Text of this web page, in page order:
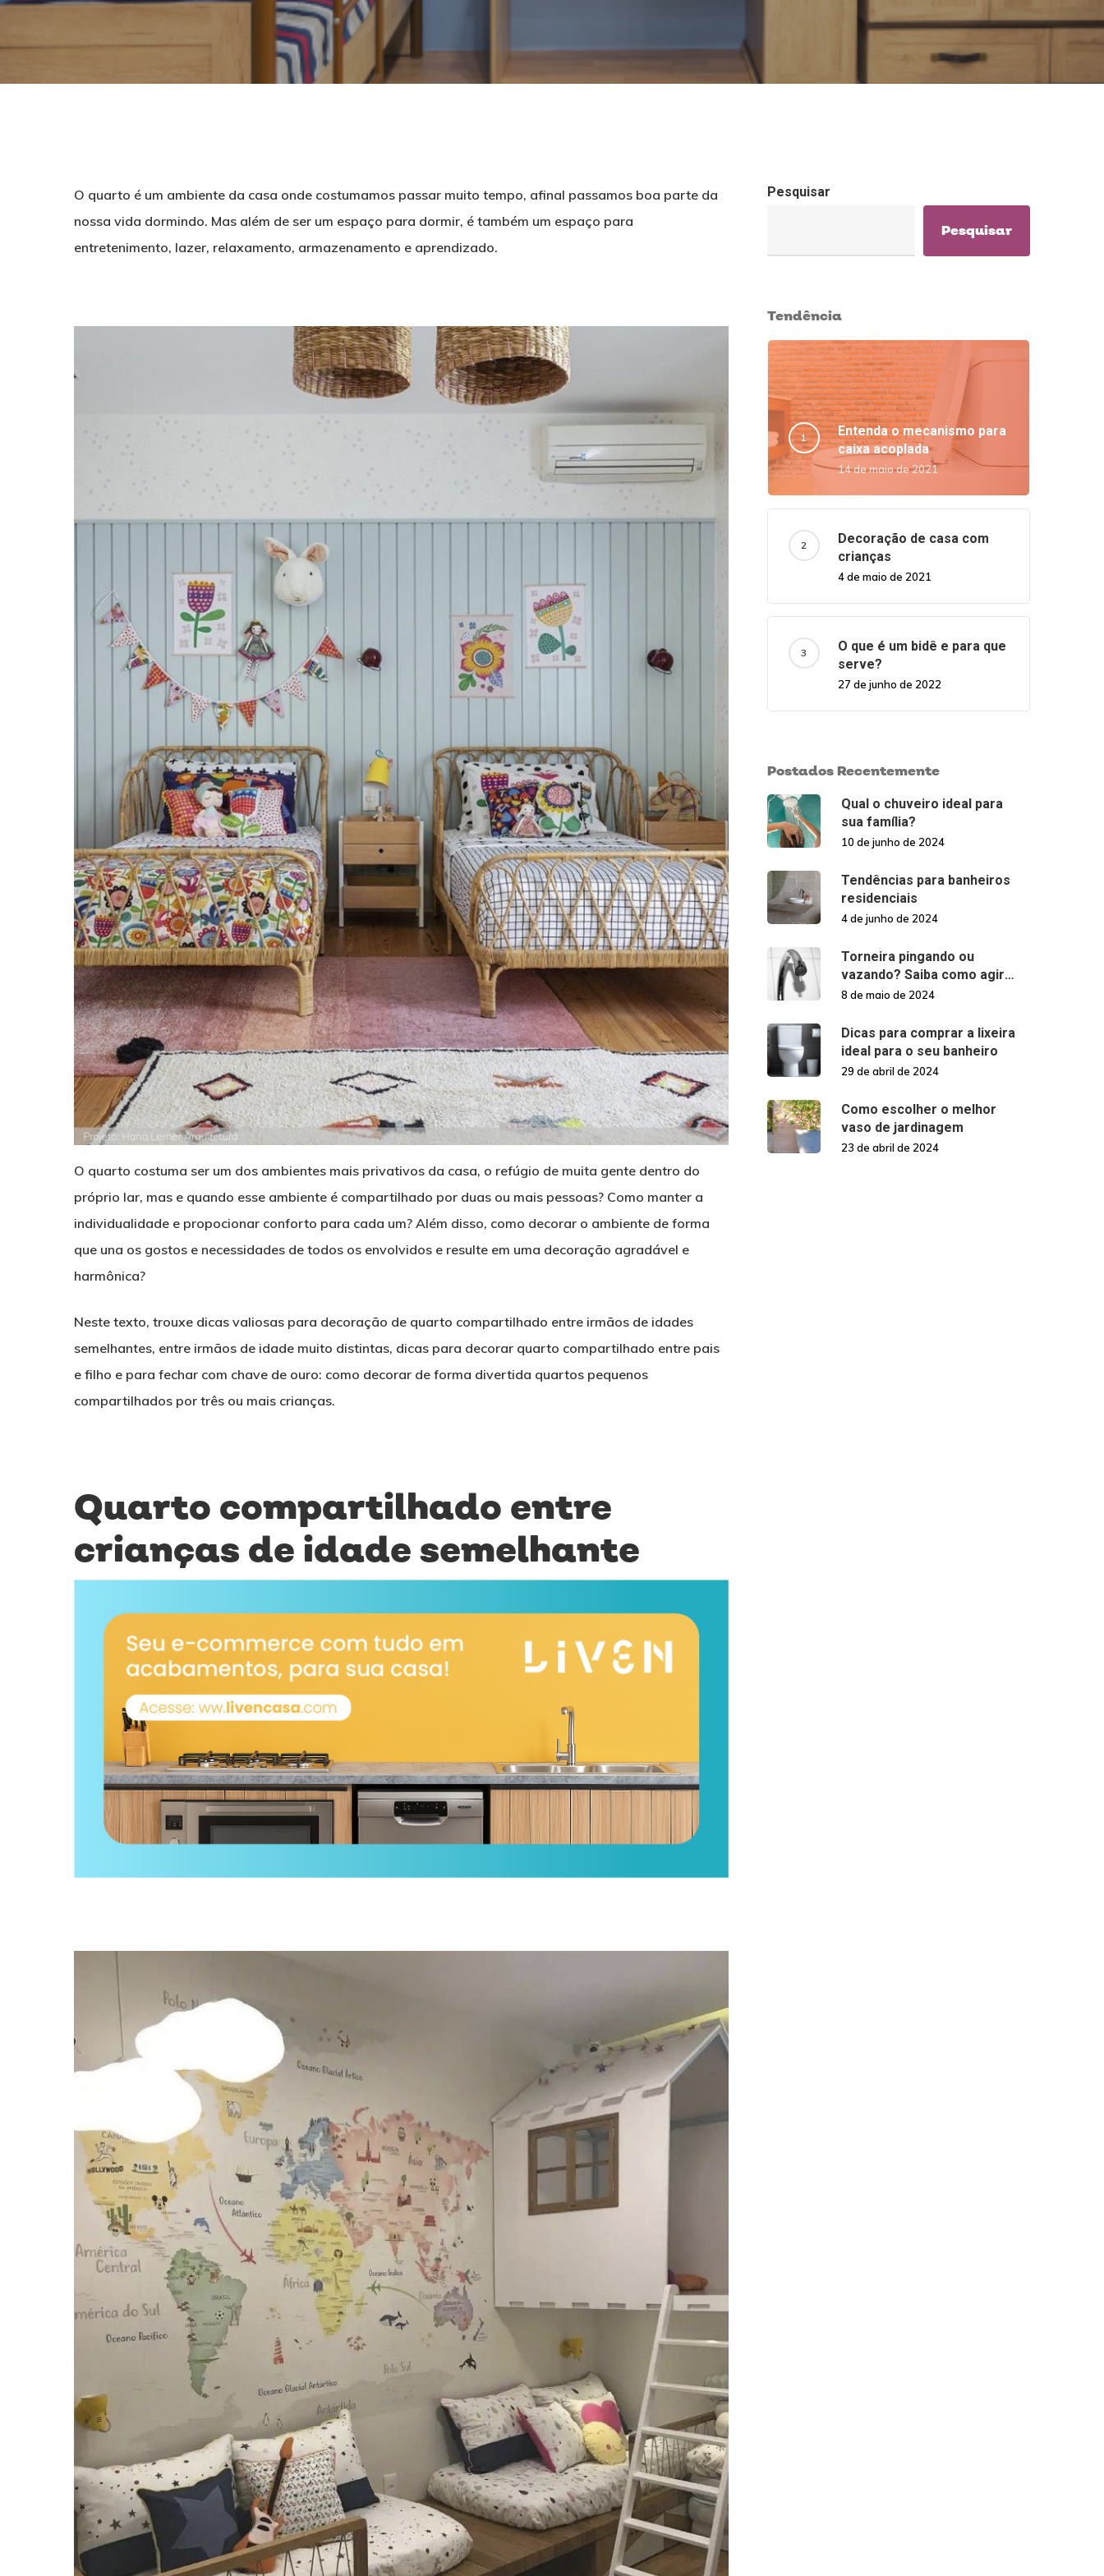
Pressione ENTER para pesquisar ou ESC para fechar
O quarto é um ambiente da casa onde costumamos passar muito tempo, afinal passamos boa parte da
nossa vida dormindo. Mas além de ser um espaço para dormir, é também um espaço para
entretenimento, lazer, relaxamento, armazenamento e aprendizado.
O quarto costuma ser um dos ambientes mais privativos da casa, o refúgio de muita gente dentro do
próprio lar, mas e quando esse ambiente é compartilhado por duas ou mais pessoas? Como manter a
individualidade e propocionar conforto para cada um? Além disso, como decorar o ambiente de forma
que una os gostos e necessidades de todos os envolvidos e resulte em uma decoração agradável e
harmônica?
Neste texto, trouxe dicas valiosas para decoração de quarto compartilhado entre irmãos de idades
semelhantes, entre irmãos de idade muito distintas, dicas para decorar quarto compartilhado entre pais
e filho e para fechar com chave de ouro: como decorar de forma divertida quartos pequenos
compartilhados por três ou mais crianças.
Quarto compartilhado entre
crianças de idade semelhante
Pesquisar
Pesquisar
Tendência
Entenda o mecanismo para
caixa acoplada
14 de maio de 2021
Decoração de casa com
crianças
4 de maio de 2021
O que é um bidê e para que
serve?
27 de junho de 2022
Postados Recentemente
Qual o chuveiro ideal para
sua família?
10 de junho de 2024
Tendências para banheiros
residenciais
4 de junho de 2024
Torneira pingando ou
vazando? Saiba como agir
nessas situações!
8 de maio de 2024
Dicas para comprar a lixeira
ideal para o seu banheiro
29 de abril de 2024
Como escolher o melhor
vaso de jardinagem
23 de abril de 2024